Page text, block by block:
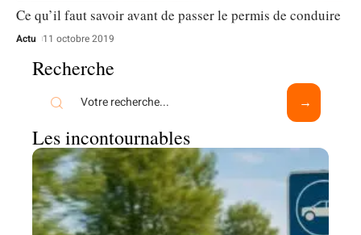
Ce qu’il faut savoir avant de passer le permis de conduire
Actu 11 octobre 2019
Recherche
Les incontournables